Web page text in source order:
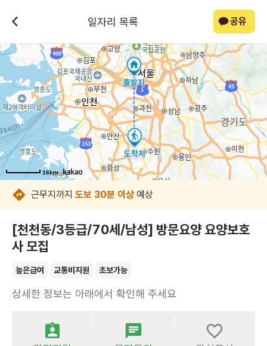
일자리 목록 공유
16km
16km
16km
16km
16km
16km
16km
16km
근무지까지 도보 30분 이상 예상
[천천동/3등급/70세/남성] 방문요양 요양보호
사 모집
높은급여 교통비지원 초보가능
상세한 정보는 아래에서 확인해 주세요